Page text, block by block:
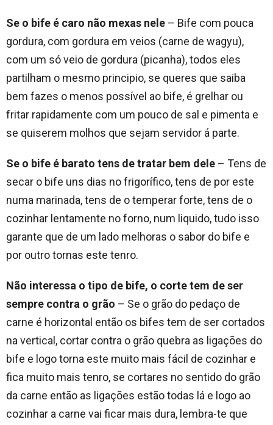
Se o bife é caro não mexas nele – Bife com pouca
gordura, com gordura em veios (carne de wagyu),
com um só veio de gordura (picanha), todos eles
partilham o mesmo principio, se queres que saiba
bem fazes o menos possível ao bife, é grelhar ou
fritar rapidamente com um pouco de sal e pimenta e
se quiserem molhos que sejam servidor á parte.
Se o bife é barato tens de tratar bem dele – Tens de
secar o bife uns dias no frigorífico, tens de por este
numa marinada, tens de o temperar forte, tens de o
cozinhar lentamente no forno, num liquido, tudo isso
garante que de um lado melhoras o sabor do bife e
por outro tornas este tenro.
Não interessa o tipo de bife, o corte tem de ser
sempre contra o grão – Se o grão do pedaço de
carne é horizontal então os bifes tem de ser cortados
na vertical, cortar contra o grão quebra as ligações do
bife e logo torna este muito mais fácil de cozinhar e
fica muito mais tenro, se cortares no sentido do grão
da carne então as ligações estão todas lá e logo ao
cozinhar a carne vai ficar mais dura, lembra-te que